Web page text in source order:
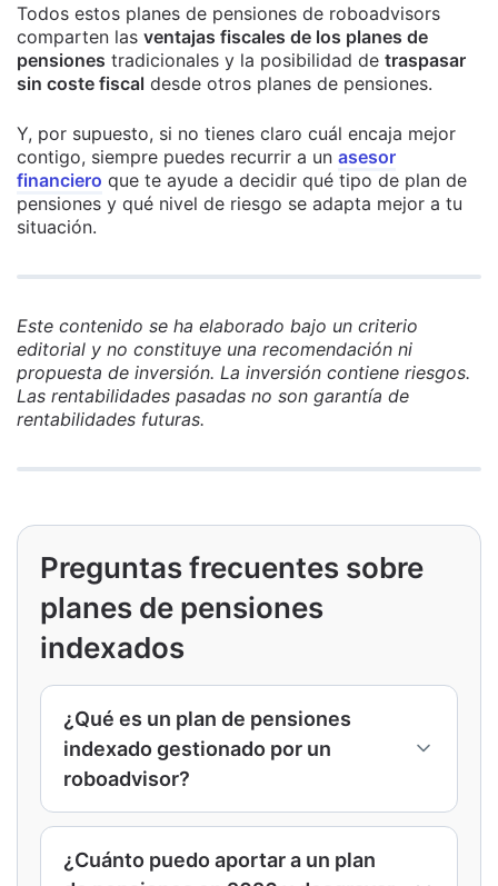
Todos estos planes de pensiones de roboadvisors
comparten las ventajas fiscales de los planes de
pensiones tradicionales y la posibilidad de traspasar
sin coste fiscal desde otros planes de pensiones.
Y, por supuesto, si no tienes claro cuál encaja mejor
contigo, siempre puedes recurrir a un asesor
financiero que te ayude a decidir qué tipo de plan de
pensiones y qué nivel de riesgo se adapta mejor a tu
situación.
Este contenido se ha elaborado bajo un criterio
editorial y no constituye una recomendación ni
propuesta de inversión. La inversión contiene riesgos.
Las rentabilidades pasadas no son garantía de
rentabilidades futuras.
Preguntas frecuentes sobre
planes de pensiones
indexados
¿Qué es un plan de pensiones
indexado gestionado por un
roboadvisor?
Es un plan de pensiones que invierte
principalmente en fondos indexados y cuya
cartera se gestiona de forma automatizada
¿Cuánto puedo aportar a un plan